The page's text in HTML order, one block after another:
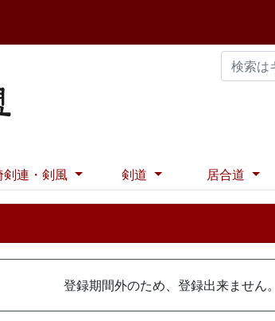
剣連・剣風 剣道 居合道
登録期間外のため、登録出来ません。